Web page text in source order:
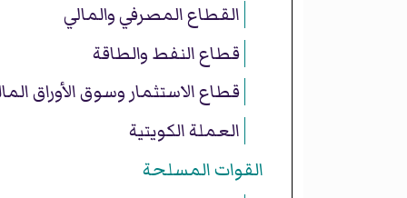
القطاع المصرفي والمالي
قطاع النفط والطاقة
قطاع الاستثمار وسوق الأوراق
العملة الكويتية
القوات المسلحة